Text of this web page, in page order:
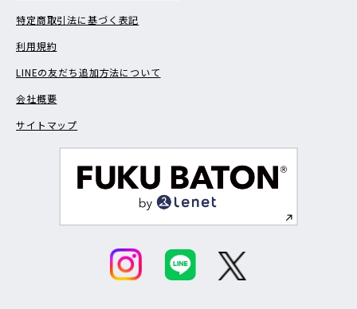
特定商取引法に基づく表記
利用規約
LINEの友だち追加方法について
会社概要
サイトマップ